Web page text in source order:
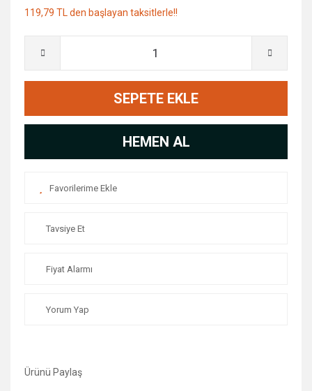
119,79 TL den başlayan taksitlerle!!
SEPETE EKLE
HEMEN AL
Tavsiye Et
Fiyat Alarmı
Yorum Yap
Ürünü Paylaş